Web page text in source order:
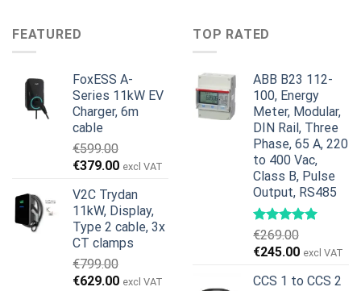
€599.00.
FEATURED
FoxESS A-
Series 11kW EV
Charger, 6m
cable
€599.00
Alkuperäinen
oli:
€599.00.
€379.00Nykyinen
on:
€379.00.
excl VAT
V2C Trydan
11kW, Display,
Type 2 cable, 3x
CT clamps
€799.00
Alkuperäinen
€629.00Nykyinen
excl VAT
TOP RATED
ABB B23 112-
100, Energy
Meter, Modular,
DIN Rail, Three
Phase, 65 A, 220
to 400 Vac,
Class B, Pulse
Output, RS485
€269.00
Alkuperäinen
oli:
€245.00Nykyinen
on:
excl VAT
CCS 1 to CCS 2